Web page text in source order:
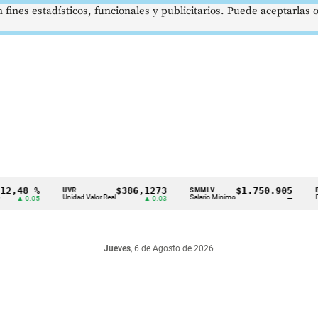
% UVR
Unidad Valor Real
$386,1273 SMMLV
Salario Mínimo
$1.750.905 BRENT
Petróleo
Jueves, 6 de Agosto de 2026
estadísticos, funcionales y publicitarios. Puede aceptarlas